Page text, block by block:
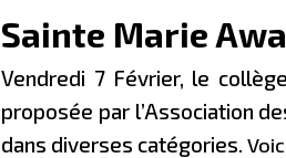
Sainte Marie
Vendredi 7 Février, le
proposée par l’Association
dans diverses catégories.